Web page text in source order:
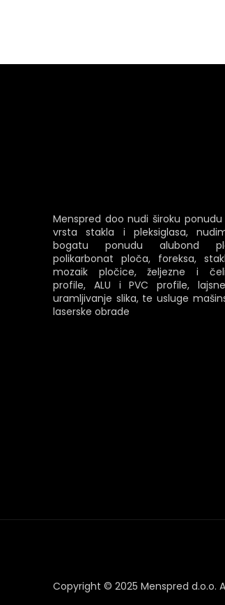
Menspred doo nudi široku ponudu
vrsta stakla i pleksiglasa,
bogatu ponudu alubond
polikarbonat ploča, foreksa,
mozaik pločice, željezne i
profile, ALU i PVC profile,
uramljivanje slika, te usluge
laserske obrade
Copyright © 2025 Menspred d.o.o.